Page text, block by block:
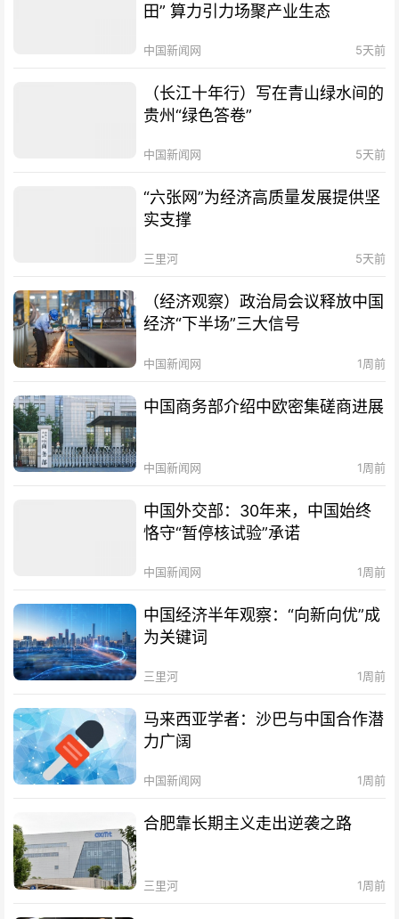
田” 算力引力场聚产业生态
中国新闻网 5天前
（长江十年行）写在青山绿水间的
贵州“绿色答卷”
中国新闻网 5天前
“六张网”为经济高质量发展提供坚
实支撑
三里河 5天前
（经济观察）政治局会议释放中国
经济“下半场”三大信号
中国新闻网 1周前
中国商务部介绍中欧密集磋商进展
中国新闻网 1周前
中国外交部：30年来，中国始终
恪守“暂停核试验”承诺
中国新闻网 1周前
中国经济半年观察：“向新向优”成
为关键词
三里河 1周前
马来西亚学者：沙巴与中国合作潜
力广阔
中国新闻网 1周前
合肥靠长期主义走出逆袭之路
三里河 1周前